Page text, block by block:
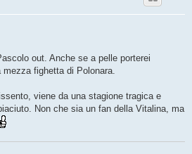
out. Anche se a pelle porterei
fighetta di Polonara.
viene da una stagione tragica e
Non che sia un fan della Vitalina, ma